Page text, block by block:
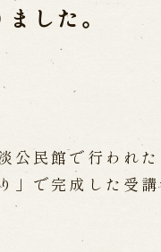
よくあるご質問
お電話でお問
予約
WEB予約
した。
公民館で行われた
」で完成した受講